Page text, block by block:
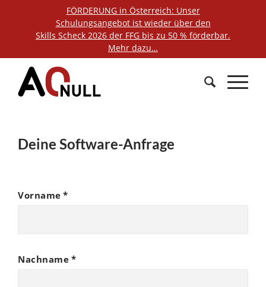
FÖRDERUNG in Österreich: Unser
Schulungsangebot ist wieder über den
Skills Scheck 2026 der FFG bis zu 50 % förderbar.
Mehr dazu…
Deine Software-Anfrage
Vorname *
Nachname *